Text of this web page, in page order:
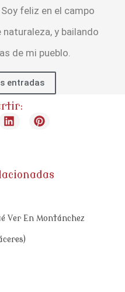
feliz en el campo
naturaleza, y bailando
de mi pueblo.
entradas
Ver En Montánchez